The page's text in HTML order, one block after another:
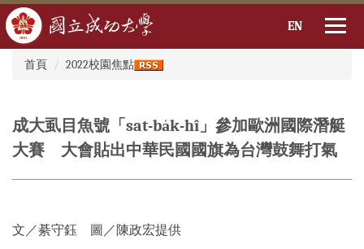
內
區
EN
:::
首頁
2022校園焦點
成大虱目魚號「sat-ba̍k-hî」參加歐洲國際潛艇
大賽 大會貼出中華民國國旗為台灣鼓舞打氣
文／綦守鈺 圖／陳政宏提供